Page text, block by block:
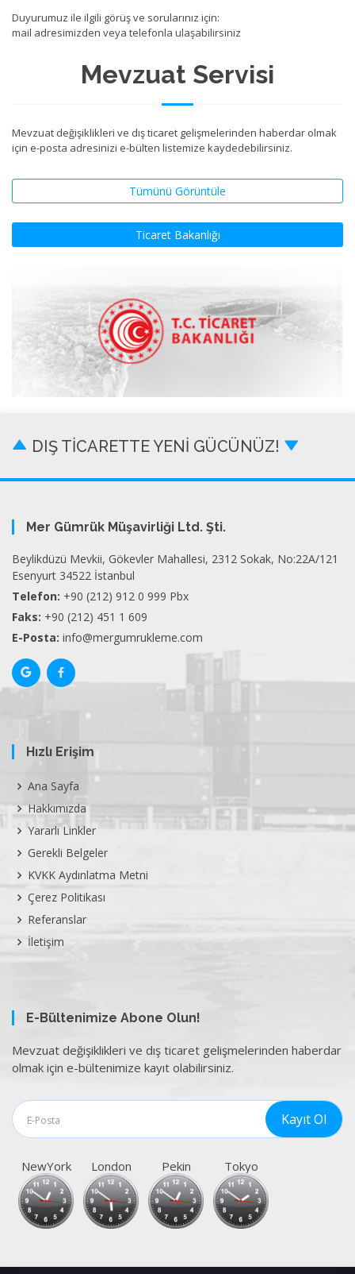
Mevzuat Servisi
Mevzuat değişiklikleri ve dış ticaret gelişmelerinden haberdar olmak
için e-posta adresinizi e-bülten listemize kaydedebilirsiniz.
Tümünü Görüntüle
Ticaret Bakanlığı
Duyurumuz ile ilgili görüş ve sorularınız için:
mail adresimizden veya telefonla ulaşabilirsiniz
DIŞ TİCARETTE YENİ GÜCÜNÜZ!
Mer Gümrük Müşavirliği Ltd. Şti.
Beylikdüzü Mevkii, Gökevler Mahallesi, 2312 Sokak, No:22A/121
Esenyurt 34522 İstanbul
Telefon: +90 (212) 912 0 999 Pbx
Faks: +90 (212) 451 1 609
E-Posta: info@mergumrukleme.com
Hızlı Erişim
Ana Sayfa
Hakkımızda
Yararlı Linkler
Gerekli Belgeler
KVKK Aydınlatma Metni
Çerez Politikası
Referanslar
İletişim
E-Bültenimize Abone Olun!
Mevzuat değişiklikleri ve dış ticaret gelişmelerinden haberdar
olmak için e-bültenimize kayıt olabilirsiniz.
NewYork London Pekin Tokyo